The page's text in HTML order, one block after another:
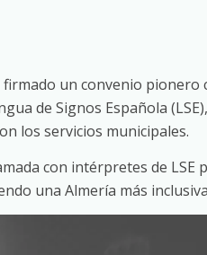
un convenio pionero
de Signos Española
los servicios municipales.
con intérpretes de LSE
una Almería más inclusiva